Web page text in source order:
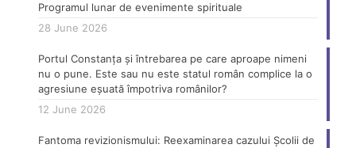
Programul lunar de evenimente spirituale
28 June 2026
Portul Constanța și întrebarea pe care aproape nimeni
nu o pune. Este sau nu este statul român complice la o
agresiune eșuată împotriva românilor?
12 June 2026
Fantoma revizionismului: Reexaminarea cazului Școlii de